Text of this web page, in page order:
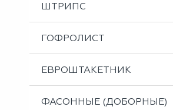
ШТРИПС
ГОФРОЛИСТ
ЕВРОШТАКЕТНИК
ФАСОННЫЕ (ДОБОРНЫЕ)